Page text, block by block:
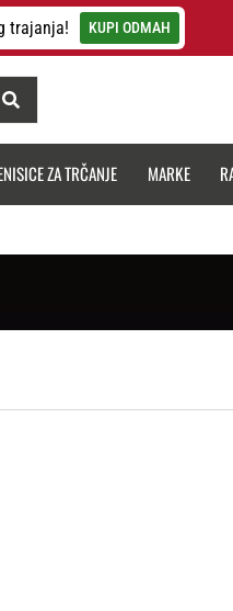
trajanja! KUPI ODMAH
ZA TRČANJE MARKE